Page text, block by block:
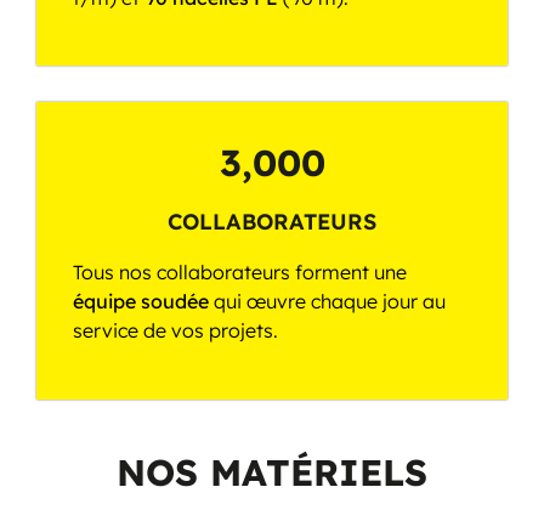
3,000
COLLABORATEURS
Tous nos collaborateurs forment une
équipe soudée qui œuvre chaque jour au
service de vos projets.
NOS MATÉRIELS